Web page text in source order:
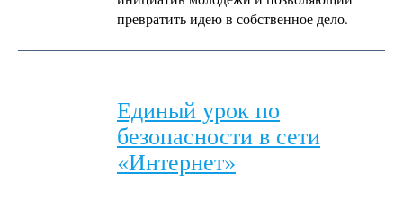
превратить идею в собственное дело.
Единый урок по
безопасности в сети
«Интернет»